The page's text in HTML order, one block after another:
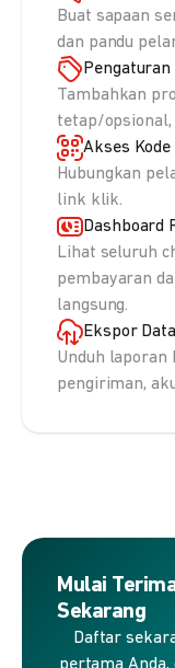
Buat sapaan
dan pandu
Pengaturan
Tambahkan
tetap/opsional,
Akses Kode
Hubungkan
link klik.
Dashboard
Lihat seluruh
pembayaran
langsung.
Ekspor
Unduh laporan
pengiriman,
Mulai
Sekarang
Daftar